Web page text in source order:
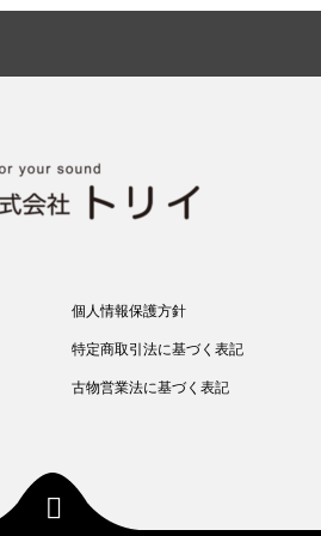
個人情報保護方針
特定商取引法に基づく表記
古物営業法に基づく表記
